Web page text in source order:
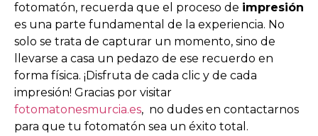
fotomatón, recuerda que el proceso de impresión
es una parte fundamental de la experiencia. No
solo se trata de capturar un momento, sino de
llevarse a casa un pedazo de ese recuerdo en
forma física. ¡Disfruta de cada clic y de cada
impresión! Gracias por visitar
fotomatonesmurcia.es, no dudes en contactarnos
para que tu fotomatón sea un éxito total.